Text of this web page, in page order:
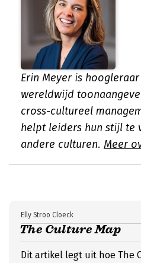
Erin Meyer is hoogleraar
wereldwijd
cross-cultureel
helpt leiders hun stijl te
andere culturen. Meer
The Culture Map
Elly Stroo Cloeck
Dit artikel legt uit hoe The